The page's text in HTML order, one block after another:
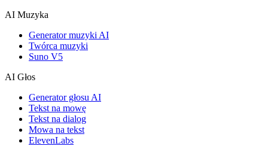
AI Muzyka
Generator muzyki AI
Twórca muzyki
Suno V5
AI Głos
Generator głosu AI
Tekst na mowę
Tekst na dialog
Mowa na tekst
ElevenLabs